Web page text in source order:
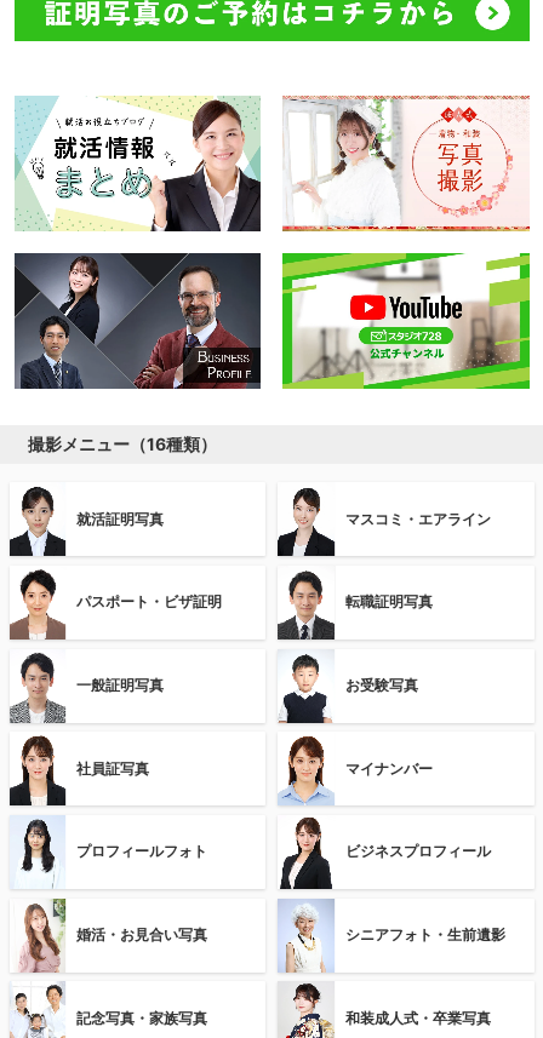
撮影メニュー（16種類）
就活証明写真 マスコミ・エアライン
パスポート・ビザ証明 転職証明写真
一般証明写真 お受験写真
社員証写真 マイナンバー
プロフィールフォト ビジネスプロフィール
婚活・お見合い写真 シニアフォト・生前遺影
記念写真・家族写真 和装成人式・卒業写真